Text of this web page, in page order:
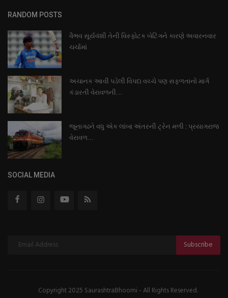
RANDOM POSTS
વૈભવ સૂર્યવંશી તેની વિસ્ફોટક બેટિંગને કારણે અવારનવાર
ચર્ચામાં
અચાનક આવી પડેલી વિપદા વચ્ચે પણ સફળતાનો માર્ગ
કંડારતી વેરાવળની...
જૂનાગઢને વધુ એક લાંબા અંતરની ટ્રેન મળી : પ્રયાગરાજ
વેરાવળ...
SOCIAL MEDIA
Subscribe
Copyright 2025 SaurashtraBhoomi - All Rights Reserved.